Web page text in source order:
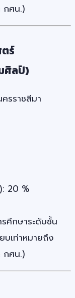
กศน.)
ร์
ศิลป์)
รราชสีมา
20 %
รศึกษาระดับชั้น
บเท่าหมายถึง
กศน.)